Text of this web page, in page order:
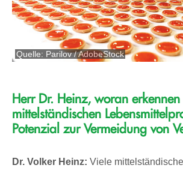
Quelle: Parilov / AdobeStock
Herr Dr. Heinz, woran
mittelständischen
Potenzial zur Vermeidung von
Dr. Volker Heinz: Viele